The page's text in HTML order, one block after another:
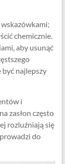
chemicznie.
aby usunąć
być najlepszy
i
zasłon często
rozluźniają się
do